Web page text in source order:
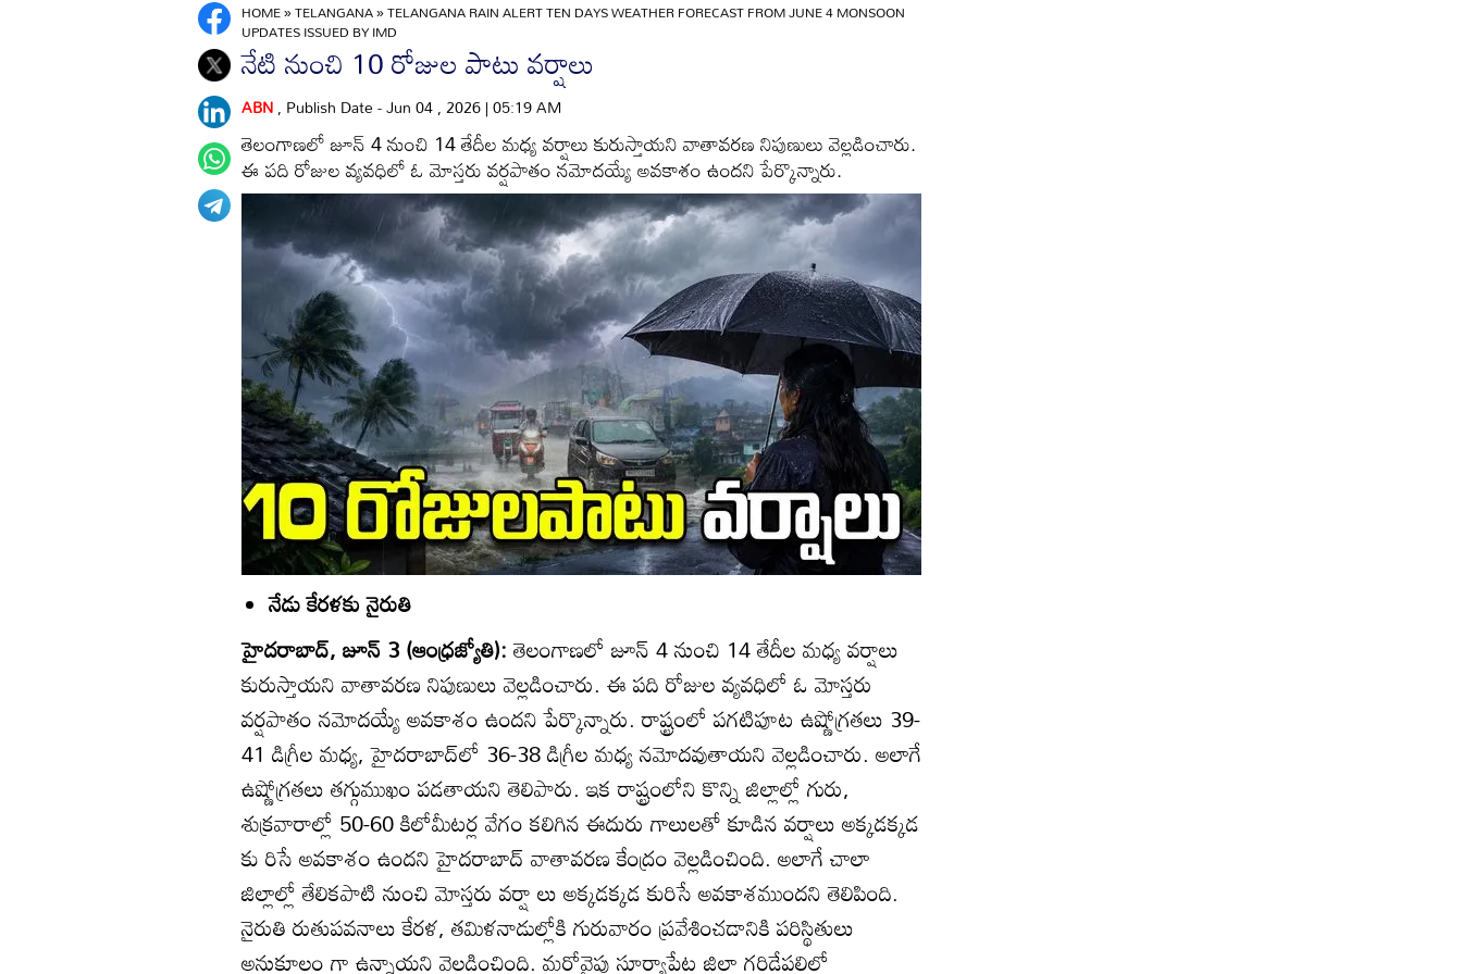
HOME»TELANGANA»TELANGANA RAIN ALERT TEN DAYS WEATHER FORECAST FROM JUNE 4 MONSOON
UPDATES ISSUED BY IMD
నేటి నుంచి 10 రోజుల పాటు వర్షాలు
ABN, Publish Date - Jun 04 , 2026 | 05:19 AM
తెలంగాణలో జూన్‌ 4 నుంచి 14 తేదీల మధ్య వర్షాలు కురుస్తాయని వాతావరణ నిపుణులు వెల్లడించారు.
ఈ పది రోజుల వ్యవధిలో ఓ మోస్తరు వర్షపాతం నమోదయ్యే అవకాశం ఉందని పేర్కొన్నారు.
నేడు కేరళకు నైరుతి
హైదరాబాద్‌, జూన్‌ 3 (ఆంధ్రజ్యోతి):తెలంగాణలో జూన్‌ 4 నుంచి 14 తేదీల మధ్య వర్షాలు
కురుస్తాయని వాతావరణ నిపుణులు వెల్లడించారు. ఈ పది రోజుల వ్యవధిలో ఓ మోస్తరు
వర్షపాతం నమోదయ్యే అవకాశం ఉందని పేర్కొన్నారు. రాష్ట్రంలో పగటిపూట ఉష్ణోగ్రతలు 39-
41 డిగ్రీల మధ్య, హైదరాబాద్‌లో 36-38 డిగ్రీల మధ్య నమోదవుతాయని వెల్లడించారు. అలాగే
ఉష్ణోగ్రతలు తగ్గుముఖం పడతాయని తెలిపారు. ఇక రాష్ట్రంలోని కొన్ని జిల్లాల్లో గురు,
శుక్రవారాల్లో 50-60 కిలోమీటర్ల వేగం కలిగిన ఈదురు గాలులతో కూడిన వర్షాలు అక్కడక్కడ
కు రిసే అవకాశం ఉందని హైదరాబాద్‌ వాతావరణ కేంద్రం వెల్లడించింది. అలాగే చాలా
జిల్లాల్లో తేలికపాటి నుంచి మోస్తరు వర్షా లు అక్కడక్కడ కురిసే అవకాశముందని తెలిపింది.
నైరుతి రుతుపవనాలు కేరళ, తమిళనాడుల్లోకి గురువారం ప్రవేశించడానికి పరిస్థితులు
అనుకూలం గా ఉన్నాయని వెల్లడించింది. మరోవైపు సూర్యాపేట జిల్లా గరిడేపల్లిలో